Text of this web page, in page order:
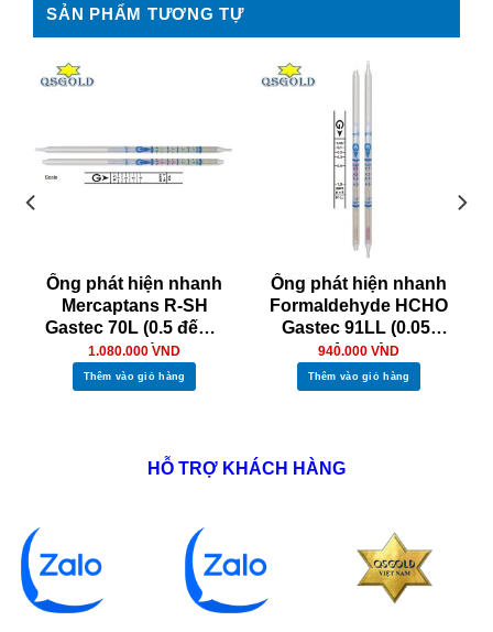
SẢN PHẨM TƯƠNG TỰ
Ống phát hiện nhanh
Mercaptans R-SH
Gastec 70L (0.5 đến 4
ppm)
1.080.000 VND
Thêm vào giỏ hàng
Ống phát hiện nhanh
Formaldehyde HCHO
Gastec 91LL (0.05-
1ppm)
940.000 VND
Thêm vào giỏ hàng
HỖ TRỢ KHÁCH HÀNG